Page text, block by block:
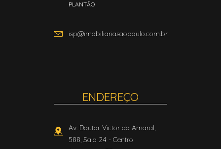
PLANTÃO
isp@imobiliariasaopaulo.com.br
ENDEREÇO
Av. Doutor Victor do Amaral,
588, Sala 24 - Centro